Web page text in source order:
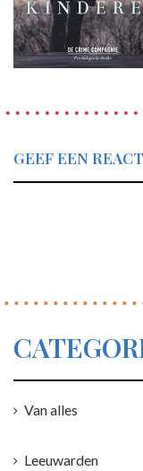
GEEF EEN
Van alles
Leeuwarden